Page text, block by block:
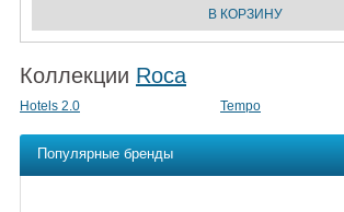
Коллекции Roca
Hotels 2.0 Tempo
Популярные бренды